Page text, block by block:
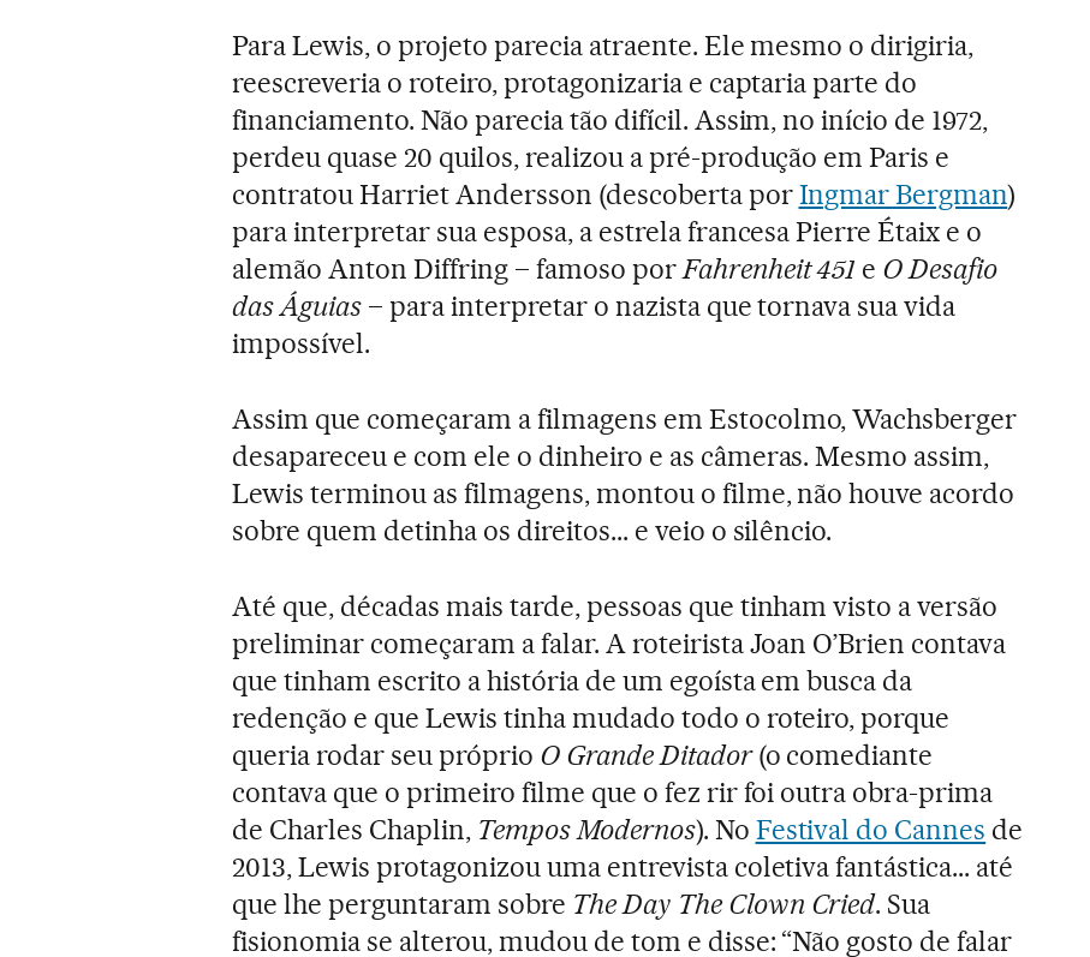
Para Lewis, o projeto parecia atraente. Ele mesmo o dirigiria,
reescreveria o roteiro, protagonizaria e captaria parte do
financiamento. Não parecia tão difícil. Assim, no início de 1972,
perdeu quase 20 quilos, realizou a pré-produção em Paris e
contratou Harriet Andersson (descoberta porIngmar Bergman)
para interpretar sua esposa, a estrela francesa Pierre Étaix e o
alemão Anton Diffring – famoso porFahrenheit 451 e O Desafio
das Águias – para interpretar o nazista que tornava sua vida
impossível.
Assim que começaram a filmagens em Estocolmo, Wachsberger
desapareceu e com ele o dinheiro e as câmeras. Mesmo assim,
Lewis terminou as filmagens, montou o filme, não houve acordo
sobre quem detinha os direitos... e veio o silêncio.
Até que, décadas mais tarde, pessoas que tinham visto a versão
preliminar começaram a falar. A roteirista Joan O’Brien contava
que tinham escrito a história de um egoísta em busca da
redenção e que Lewis tinha mudado todo o roteiro, porque
queria rodar seu próprio O Grande Ditador(o comediante
contava que o primeiro filme que o fez rir foi outra obra-prima
de Charles Chaplin, Tempos Modernos). No Festival do Cannes de
2013, Lewis protagonizou uma entrevista coletiva fantástica... até
que lhe perguntaram sobre The Day The Clown Cried. Sua
fisionomia se alterou, mudou de tom e disse: “Não gosto de falar